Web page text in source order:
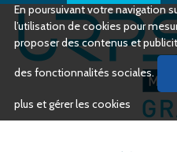
En poursuivant votre navigation
l’utilisation de cookies pour
proposer des contenus et
des fonctionnalités sociales.
plus et gérer les cookies